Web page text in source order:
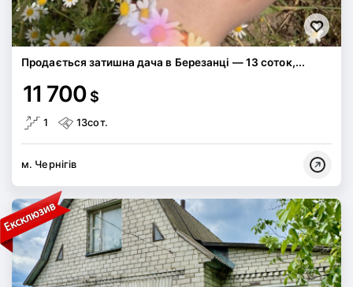
Продається затишна дача в Березанці — 13 соток,...
11 700 $
1 13сот.
м. Чернігів